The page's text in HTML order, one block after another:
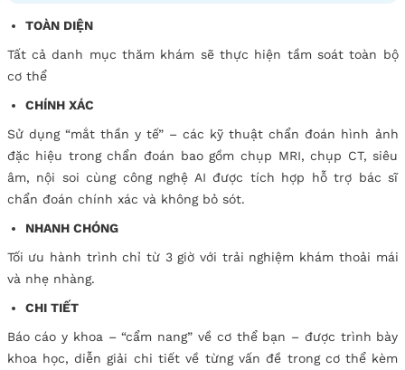
TOÀN DIỆN
Tất cả danh mục thăm khám sẽ thực hiện tầm soát toàn bộ
cơ thể
CHÍNH XÁC
Sử dụng “mắt thần y tế” – các kỹ thuật chẩn đoán hình ảnh
đặc hiệu trong chẩn đoán bao gồm chụp MRI, chụp CT, siêu
âm, nội soi cùng công nghệ AI được tích hợp hỗ trợ bác sĩ
chẩn đoán chính xác và không bỏ sót.
NHANH CHÓNG
Tối ưu hành trình chỉ từ 3 giờ với trải nghiệm khám thoải mái
và nhẹ nhàng.
CHI TIẾT
Báo cáo y khoa – “cẩm nang” về cơ thể bạn – được trình bày
khoa học, diễn giải chi tiết về từng vấn đề trong cơ thể kèm